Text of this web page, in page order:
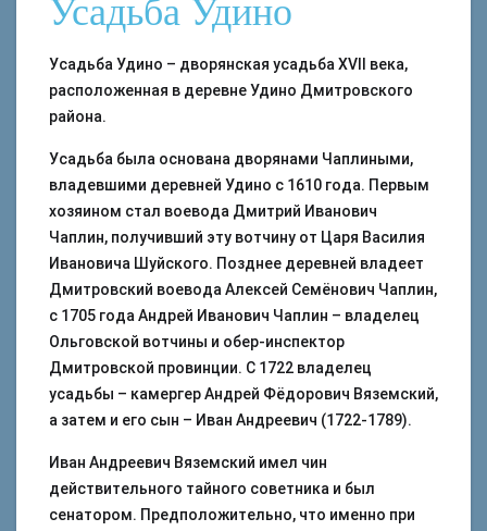
Усадьба Удино
Усадьба Удино – дворянская усадьба XVII века,
расположенная в деревне Удино Дмитровского
района.
Усадьба была основана дворянами Чаплиными,
владевшими деревней Удино с 1610 года. Первым
хозяином стал воевода Дмитрий Иванович
Чаплин, получивший эту вотчину от Царя Василия
Ивановича Шуйского. Позднее деревней владеет
Дмитровский воевода Алексей Семёнович Чаплин,
с 1705 года Андрей Иванович Чаплин – владелец
Ольговской вотчины и обер-инспектор
Дмитровской провинции. С 1722 владелец
усадьбы – камергер Андрей Фёдорович Вяземский,
а затем и его сын – Иван Андреевич (1722-1789).
Иван Андреевич Вяземский имел чин
действительного тайного советника и был
сенатором. Предположительно, что именно при